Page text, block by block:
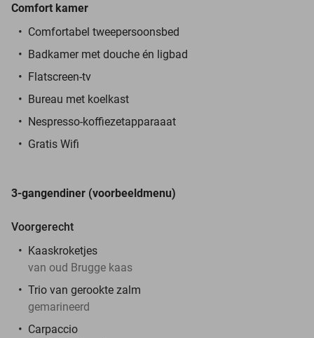
Comfort kamer
Comfortabel tweepersoonsbed
Badkamer met douche én ligbad
Flatscreen-tv
Bureau met koelkast
Nespresso-koffiezetapparaaat
Gratis Wifi
3-gangendiner (voorbeeldmenu)
Voorgerecht
Kaaskroketjes
van oud Brugge kaas
Trio van gerookte zalm
gemarineerd
Carpaccio